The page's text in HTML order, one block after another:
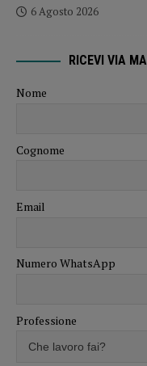
6 Agosto 2026
RICEVI VIA
Nome
Cognome
Email
Numero WhatsApp
Professione